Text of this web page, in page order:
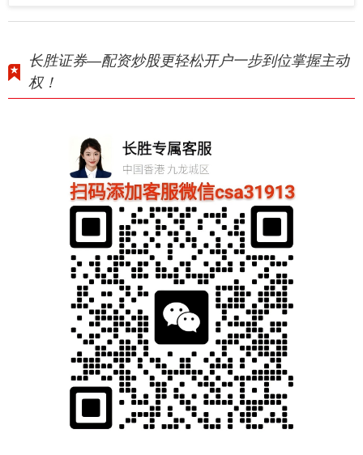
长胜证券—配资炒股更轻松开户一步到位掌握主动
权！